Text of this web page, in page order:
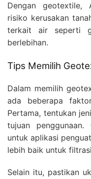
Dengan geotextile,
risiko kerusakan
terkait air seperti
berlebihan.
Tips Memilih
Dalam memilih
ada beberapa
Pertama, tentukan
tujuan
untuk aplikasi
lebih baik untuk
Selain itu, pastikan